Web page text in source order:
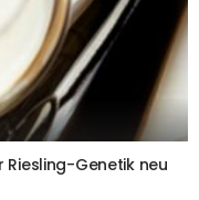
Riesling-Genetik neu